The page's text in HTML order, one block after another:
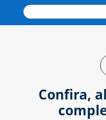
Confira,